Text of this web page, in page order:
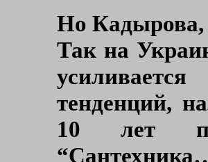
Но Кадырова,
Так на
тенденций,
10 лет